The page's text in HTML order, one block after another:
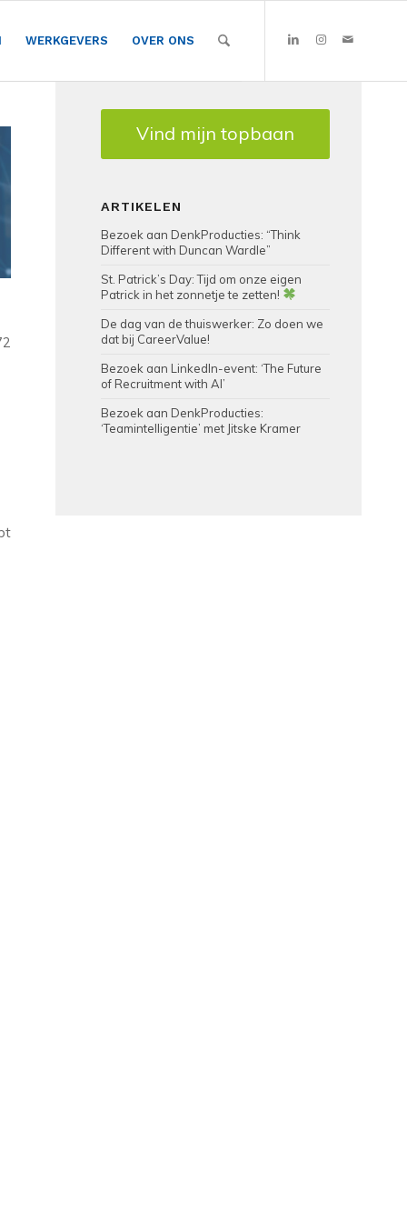
WERKGEVERS OVER ONS
Vind mijn topbaan
ARTIKELEN
Bezoek aan DenkProducties: “Think
Different with Duncan Wardle”
St. Patrick’s Day: Tijd om onze eigen
Patrick in het zonnetje te zetten!
De dag van de thuiswerker: Zo doen we
dat bij CareerValue!
Bezoek aan LinkedIn-event: ‘The Future
of Recruitment with AI’
Bezoek aan DenkProducties:
‘Teamintelligentie’ met Jitske Kramer